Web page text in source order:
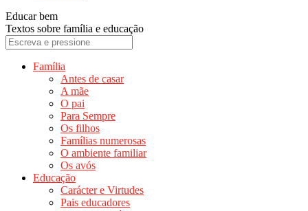
Educar bem
Textos sobre família e educação
Família
Antes de casar
A mãe
O pai
Para Sempre
Os filhos
Famílias numerosas
O ambiente familiar
Os avós
Educação
Carácter e Virtudes
Pais educadores